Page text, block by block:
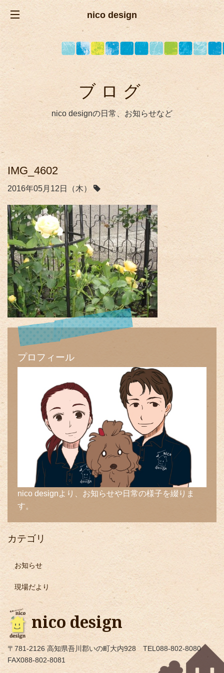
nico design
ブログ
nico designの日常、お知らせなど
IMG_4602
2016年05月12日（木）
プロフィール
nico designより、お知らせや日常の様子を綴りま
す。
カテゴリ
お知らせ
現場だより
nico design
〒781-2126 高知県吾川郡いの町大内928 TEL088-802-8080
FAX088-802-8081